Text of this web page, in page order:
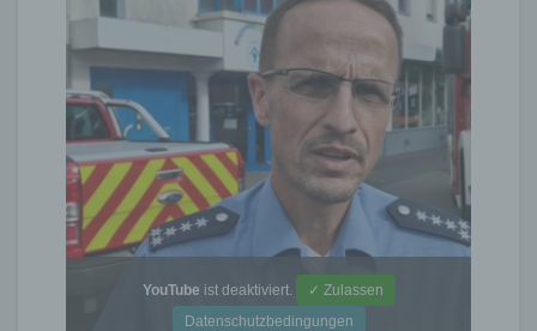
YouTube ist deaktiviert.
✓ Zulassen
Datenschutzbedingungen